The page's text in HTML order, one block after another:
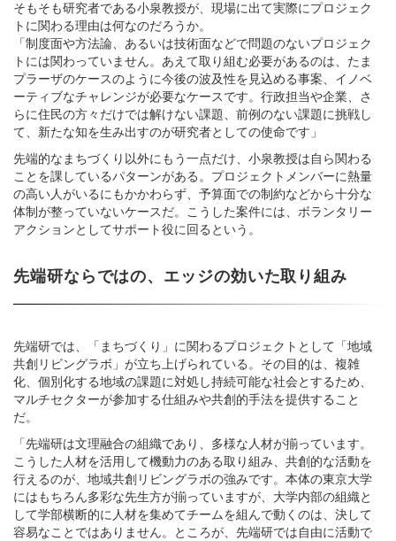
そもそも研究者である小泉教授が、現場に出て実際にプロジェク
トに関わる理由は何なのだろうか。
「制度面や方法論、あるいは技術面などで問題のないプロジェク
トには関わっていません。あえて取り組む必要があるのは、たま
プラーザのケースのように今後の波及性を見込める事案、イノベ
ーティブなチャレンジが必要なケースです。行政担当や企業、さ
らに住民の方々だけでは解けない課題、前例のない課題に挑戦し
て、新たな知を生み出すのが研究者としての使命です」
先端的なまちづくり以外にもう一点だけ、小泉教授は自ら関わる
ことを課しているパターンがある。プロジェクトメンバーに熱量
の高い人がいるにもかかわらず、予算面での制約などから十分な
体制が整っていないケースだ。こうした案件には、ボランタリー
アクションとしてサポート役に回るという。
先端研ならではの、エッジの効いた取り組み
先端研では、「まちづくり」に関わるプロジェクトとして「地域
共創リビングラボ」が立ち上げられている。その目的は、複雑
化、個別化する地域の課題に対処し持続可能な社会とするため、
マルチセクターが参加する仕組みや共創的手法を提供すること
だ。
「先端研は文理融合の組織であり、多様な人材が揃っています。
こうした人材を活用して機動力のある取り組み、共創的な活動を
行えるのが、地域共創リビングラボの強みです。本体の東京大学
にはもちろん多彩な先生方が揃っていますが、大学内部の組織と
して学部横断的に人材を集めてチームを組んで動くのは、決して
容易なことではありません。ところが、先端研では自由に活動で